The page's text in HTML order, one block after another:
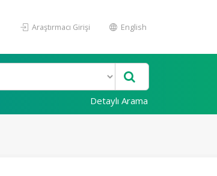
Araştırmacı Girişi English
Detaylı Arama